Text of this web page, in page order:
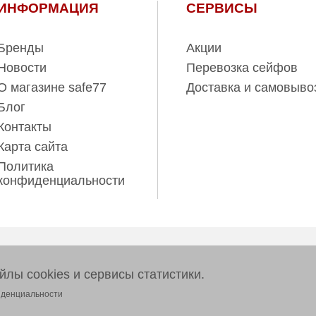
магазине safe77
сайта
СЕРВИСЫ
Акции
Перевозка сейфов
Доставка и
и ни при каких условиях
cookies и сервисы статистики.